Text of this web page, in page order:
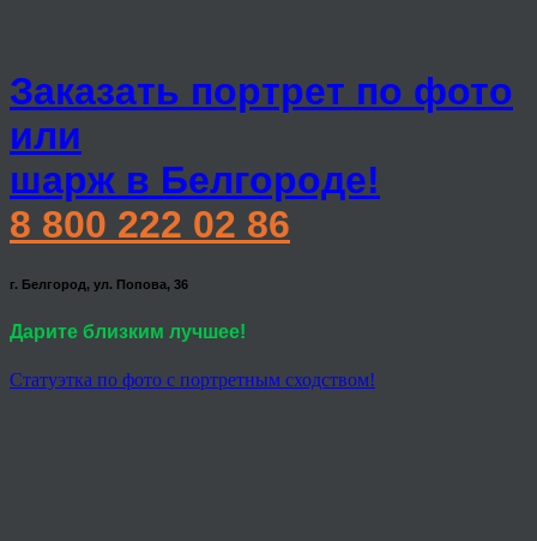
Заказать портрет по фото
или
шарж в Белгороде!
8 800 222 02 86
г. Белгород, ул. Попова, 36
Дарите близким лучшее!
Статуэтка по фото с портретным сходством!